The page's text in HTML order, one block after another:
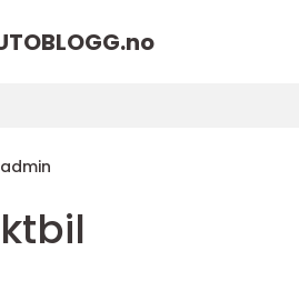
no
admin